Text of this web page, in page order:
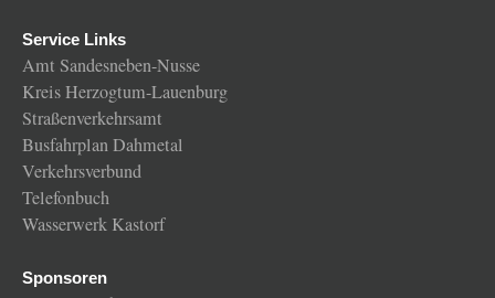
Service Links
Amt Sandesneben-Nusse
Kreis Herzogtum-Lauenburg
Straßenverkehrsamt
Busfahrplan Dahmetal
Verkehrsverbund
Telefonbuch
Wasserwerk Kastorf
Sponsoren